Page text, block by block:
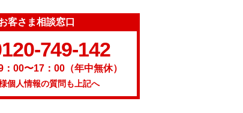
客さま相談窓口
749-142
00〜17：00（年中無休）
個人情報の質問も上記へ